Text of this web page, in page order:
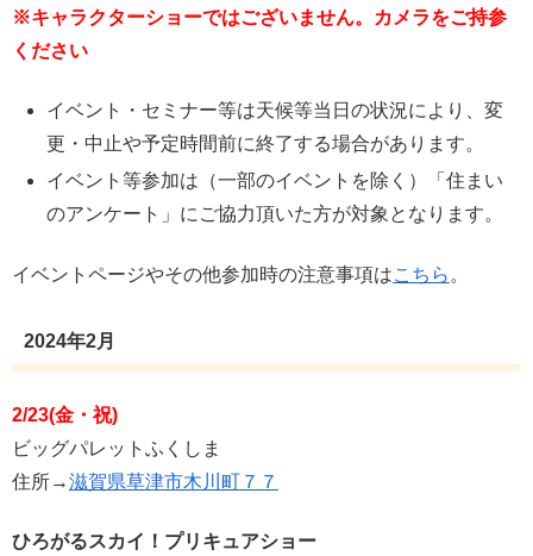
※キャラクターショーではございません。カメラをご持参
ください
イベント・セミナー等は天候等当日の状況により、変
更・中止や予定時間前に終了する場合があります。
イベント等参加は（一部のイベントを除く）「住まい
のアンケート」にご協力頂いた方が対象となります。
イベントページやその他参加時の注意事項はこちら 。
2024年2月
2/23(金・祝)
ビッグパレットふくしま
住所→滋賀県草津市木川町７７
ひろがるスカイ！プリキュアショー